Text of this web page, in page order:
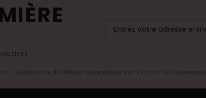
- Conditions détaillées disponibles dans l'email de bienvenue